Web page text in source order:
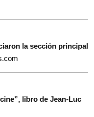
la sección principal
libro de Jean-Luc